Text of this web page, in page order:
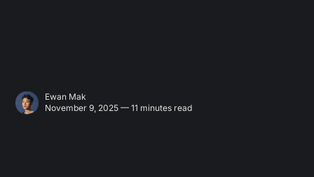
Ewan Mak
November 9, 2025 — 11 minutes read